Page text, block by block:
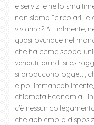
e servizi e nello
non siamo “circolari”
viviamo? Attualmente,
quasi ovunque nel
che ha come scopo
venduti, quindi si
si producono oggetti,
e poi
chiamata Economia
c’è nessun
che abbiamo a